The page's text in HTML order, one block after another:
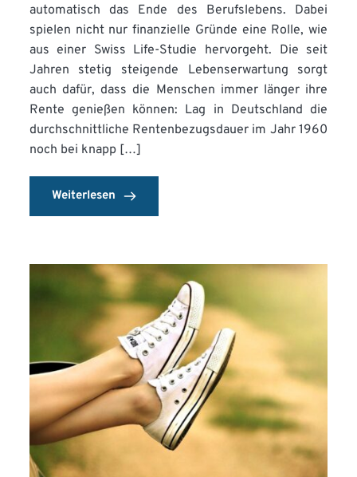
automatisch das Ende des Berufslebens. Dabei
spielen nicht nur finanzielle Gründe eine Rolle, wie
aus einer Swiss Life-Studie hervorgeht. Die seit
Jahren stetig steigende Lebenserwartung sorgt
auch dafür, dass die Menschen immer länger ihre
Rente genießen können: Lag in Deutschland die
durchschnittliche Rentenbezugsdauer im Jahr 1960
noch bei knapp […]
Weiterlesen